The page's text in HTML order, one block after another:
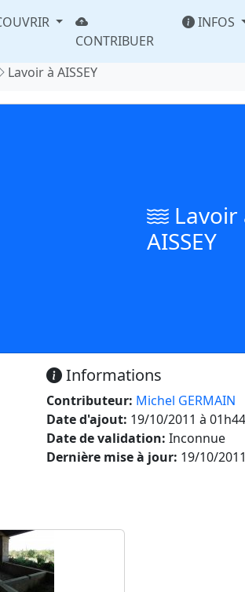
CONTRIBUER
INFOS
Lavoir à AISSEY
Lavoir
AISSEY
Informations
Contributeur: Michel GERMAIN
Date d'ajout: 19/10/2011 à 01h44
Date de validation: Inconnue
Dernière mise à jour: 19/10/